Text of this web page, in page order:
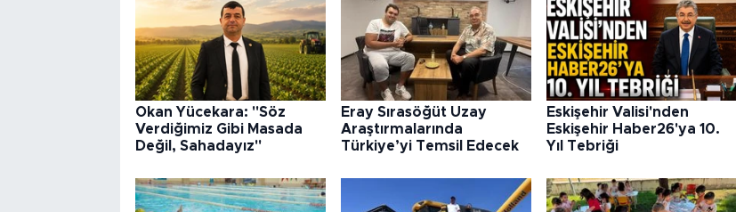
Okan Yücekara: "Söz
Verdiğimiz Gibi Masada
Değil, Sahadayız"
Eray Sırasöğüt Uzay
Araştırmalarında
Türkiye’yi Temsil Edecek
Eskişehir Valisi'nden
Eskişehir Haber26'ya 10.
Yıl Tebriği